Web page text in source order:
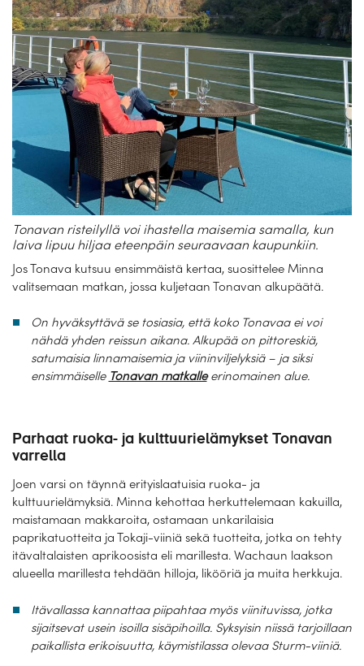
Tonavan risteilyllä voi ihastella maisemia samalla, kun
laiva lipuu hiljaa eteenpäin seuraavaan kaupunkiin.
Jos Tonava kutsuu ensimmäistä kertaa, suosittelee Minna
valitsemaan matkan, jossa kuljetaan Tonavan alkupäätä.
On hyväksyttävä se tosiasia, että koko Tonavaa ei voi
nähdä yhden reissun aikana. Alkupää on pittoreskiä,
satumaisia linnamaisemia ja viininviljelyksiä – ja siksi
ensimmäiselle Tonavan matkalleerinomainen alue.
Parhaat ruoka- ja kulttuurielämykset Tonavan
varrella
Joen varsi on täynnä erityislaatuisia ruoka- ja
kulttuurielämyksiä. Minna kehottaa herkuttelemaan kakuilla,
maistamaan makkaroita, ostamaan unkarilaisia
paprikatuotteita ja Tokaji-viiniä sekä tuotteita, jotka on tehty
itävaltalaisten aprikoosista eli marillesta. Wachaun laakson
alueella marillesta tehdään hilloja, likööriä ja muita herkkuja.
Itävallassa kannattaa piipahtaa myös viinituvissa, jotka
sijaitsevat usein isoilla sisäpihoilla. Syksyisin niissä tarjoillaan
paikallista erikoisuutta, käymistilassa olevaa Sturm-viiniä.